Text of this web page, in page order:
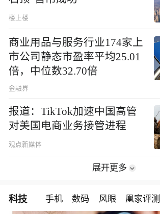
楼上楼
商业用品与服务行业174家上
市公司静态市盈率平均25.01
倍，中位数32.70倍
金融界
报道：TikTok加速中国高管
对美国电商业务接管进程
观点新媒体
展开更多
科技 手机 数码 风眼 凰家评测